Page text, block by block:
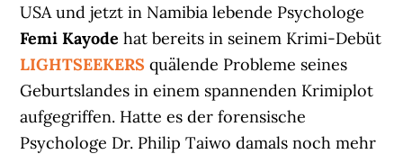
USA und jetzt in Namibia lebende Psychologe
Femi Kayodehat bereits in seinem Krimi-Debüt
LIGHTSEEKERS quälende Probleme seines
Geburtslandes in einem spannenden Krimiplot
aufgegriffen. Hatte es der forensische
Psychologe Dr. Philip Taiwo damals noch mehr